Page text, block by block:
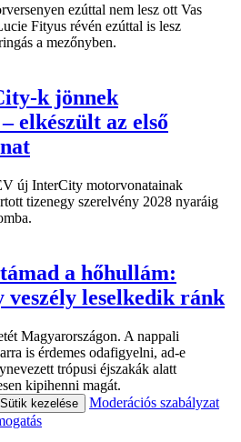
ezúttal nem lesz ott Vas
Fityus révén ezúttal is lesz
a mezőnyben.
k jönnek
elkészült az első
új InterCity motorvonatainak
tizenegy szerelvény 2028 nyaráig
a hőhullám:
veszély leselkedik ránk
Magyarországon. A nappali
is érdemes odafigyelni, ad-e
trópusi éjszakák alatt
kipihenni magát.
Sütik kezelése
Moderációs szabályzat